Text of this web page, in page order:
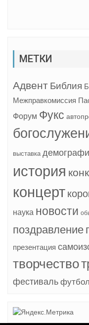
МЕТКИ
Адвент Библия
Межправкомиссия
Форум Фукс
выставка
история
концерт
наука новости
поздравление
презентация
творчество
фестиваль футбол